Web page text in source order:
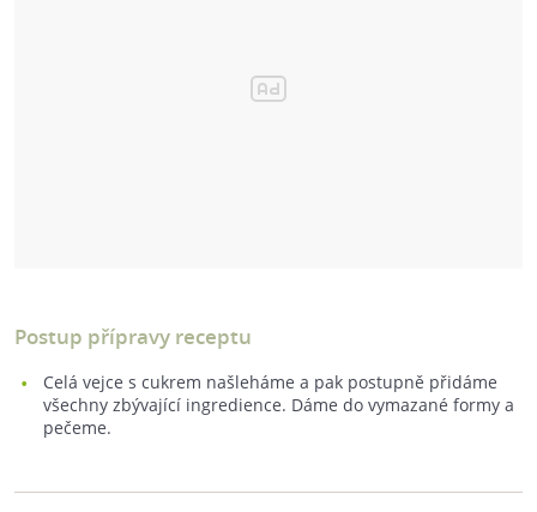
Postup přípravy receptu
Celá vejce s cukrem našleháme a pak postupně přidáme
všechny zbývající ingredience. Dáme do vymazané formy a
pečeme.